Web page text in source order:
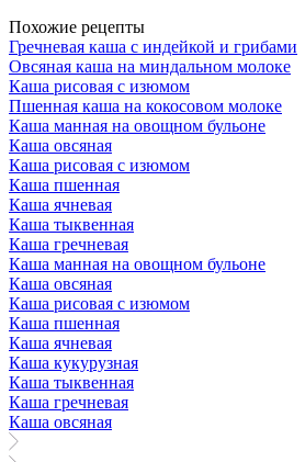
Похожие рецепты
Гречневая каша с индейкой и грибами
Овсяная каша на миндальном молоке
Каша рисовая с изюмом
Пшенная каша на кокосовом молоке
Каша манная на овощном бульоне
Каша овсяная
Каша рисовая с изюмом
Каша пшенная
Каша ячневая
Каша тыквенная
Каша гречневая
Каша манная на овощном бульоне
Каша овсяная
Каша рисовая с изюмом
Каша пшенная
Каша ячневая
Каша кукурузная
Каша тыквенная
Каша гречневая
Каша овсяная